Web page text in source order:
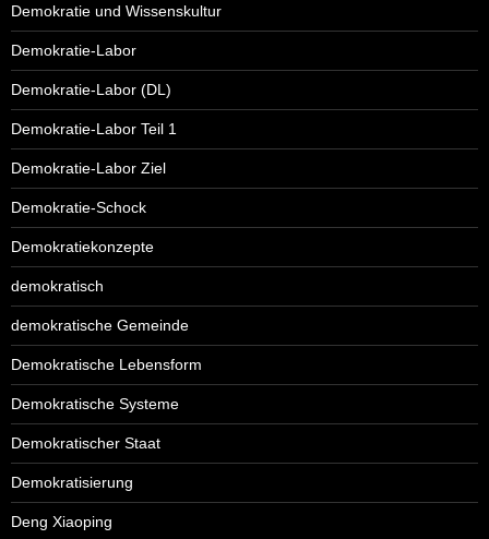
Demokratie und Wissenskultur
Demokratie-Labor
Demokratie-Labor (DL)
Demokratie-Labor Teil 1
Demokratie-Labor Ziel
Demokratie-Schock
Demokratiekonzepte
demokratisch
demokratische Gemeinde
Demokratische Lebensform
Demokratische Systeme
Demokratischer Staat
Demokratisierung
Deng Xiaoping